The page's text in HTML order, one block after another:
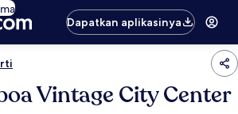
Dapatkan aplikasinya
Vintage City Center